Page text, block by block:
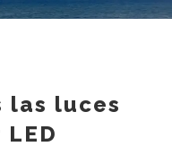
las luces